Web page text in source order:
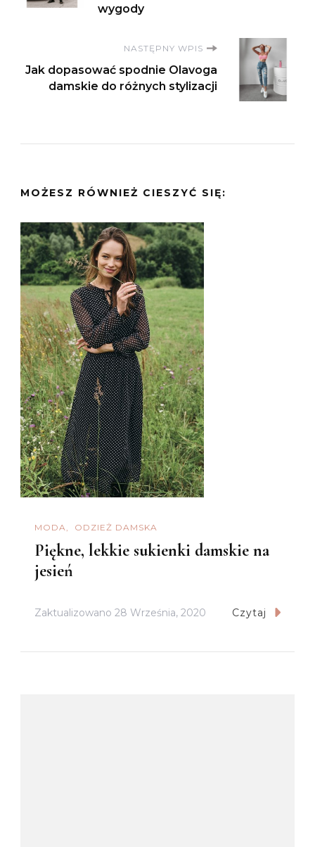
wygody
NASTĘPNY WPIS
Jak dopasować spodnie Olavoga
damskie do różnych stylizacji
MOŻESZ RÓWNIEŻ CIESZYĆ SIĘ:
MODA ODZIEŻ DAMSKA
Piękne, lekkie sukienki damskie na
jesień
Zaktualizowano 28 Września, 2020 Czytaj